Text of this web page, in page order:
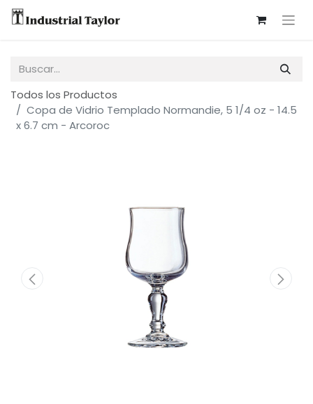
Todos los Productos
Copa de Vidrio Templado Normandie, 5 1/4 oz - 14.5
x 6.7 cm - Arcoroc